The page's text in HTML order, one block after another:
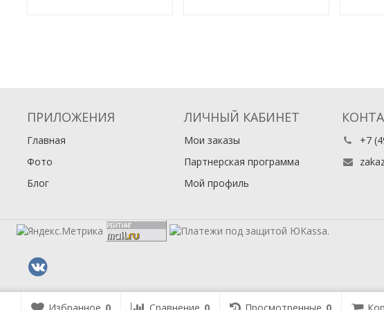
ПРИЛОЖЕНИЯ
Главная
Фото
Блог
ЛИЧНЫЙ КАБИНЕТ
Мои заказы
Партнерская программа
Мой профиль
+7